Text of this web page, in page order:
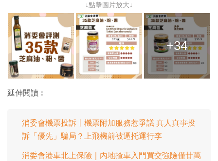
↓點擊圖片放大↓
+34
延伸閱讀︰
消委會機票投訴丨機票附加服務惹爭議 真人真事投
訴「優先」騙局？上飛機前被逼托運行李
消委會港車北上保險｜內地揸車入門買交強險僅廿萬